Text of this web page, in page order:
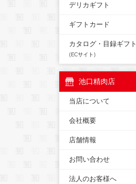
デリカギフト
ギフトカード
カタログ・目録ギフト
(ECサイト)
池口精肉店
当店について
会社概要
店舗情報
お問い合わせ
法人のお客様へ